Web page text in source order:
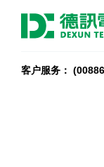
客户服务：